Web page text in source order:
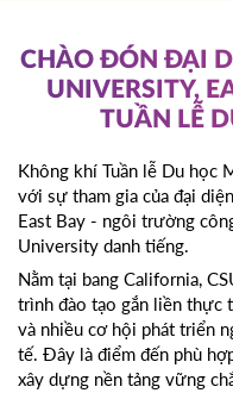
CHÀO ĐÓN ĐẠI
UNIVERSITY,
TUẦN LỄ
Không khí Tuần lễ Du học
với sự tham gia của đại
East Bay - ngôi trường
University danh tiếng.
Nằm tại bang California,
trình đào tạo gắn liền thực
và nhiều cơ hội phát triển
tế. Đây là điểm đến phù
xây dựng nền tảng vững